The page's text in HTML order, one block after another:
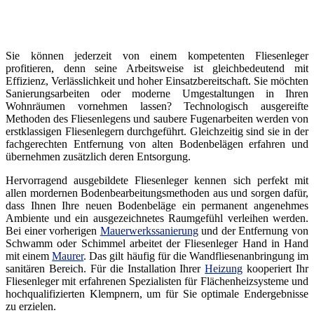
Sie können jederzeit von einem kompetenten Fliesenleger
profitieren, denn seine Arbeitsweise ist gleichbedeutend mit
Effizienz, Verlässlichkeit und hoher Einsatzbereitschaft. Sie möchten
Sanierungsarbeiten oder moderne Umgestaltungen in Ihren
Wohnräumen vornehmen lassen? Technologisch ausgereifte
Methoden des Fliesenlegens und saubere Fugenarbeiten werden von
erstklassigen Fliesenlegern durchgeführt. Gleichzeitig sind sie in der
fachgerechten Entfernung von alten Bodenbelägen erfahren und
übernehmen zusätzlich deren Entsorgung.
Hervorragend ausgebildete Fliesenleger kennen sich perfekt mit
allen mordernen Bodenbearbeitungsmethoden aus und sorgen dafür,
dass Ihnen Ihre neuen Bodenbeläge ein permanent angenehmes
Ambiente und ein ausgezeichnetes Raumgefühl verleihen werden.
Bei einer vorherigen Mauerwerkssanierungund der Entfernung von
Schwamm oder Schimmel arbeitet der Fliesenleger Hand in Hand
mit einemMaurer. Das gilt häufig für die Wandfliesenanbringung im
sanitären Bereich. Für die Installation IhrerHeizung kooperiert Ihr
Fliesenleger mit erfahrenen Spezialisten für Flächenheizsysteme und
hochqualifizierten Klempnern, um für Sie optimale Endergebnisse
zu erzielen.